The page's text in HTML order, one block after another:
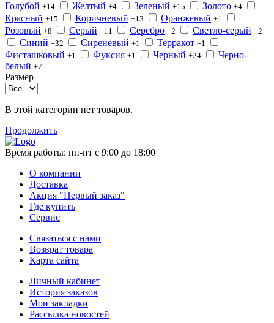
Голубой +14 Желтый +4 Зеленый +15 Золото +4
Красный +15 Коричневый +13 Оранжевый +1
Розовый +8 Серый +11 Серебро +2 Светло-серый +2
Синий +32 Сиреневый +1 Терракот +1
Фисташковый +1 Фуксия +1 Черный +24
Черно-
белый +7
Размер
В этой категории нет товаров.
Продолжить
Время работы: пн-пт с 9:00 до 18:00
О компании
Доставка
Акция "Первый заказ"
Где купить
Сервис
Связаться с нами
Возврат товара
Карта сайта
Личный кабинет
История заказов
Мои закладки
Рассылка новостей